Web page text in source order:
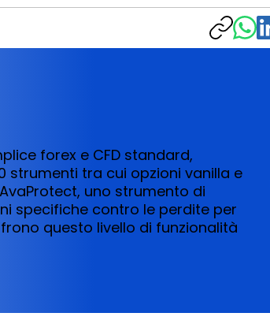
forex e CFD standard,
strumenti tra cui opzioni vanilla e
uno strumento di
specifiche contro le perdite per
questo livello di funzionalità